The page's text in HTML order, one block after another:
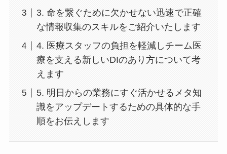
3. 命を繋ぐために欠かせない迅速で正確
な情報収集のスキルをご紹介いたします
4. 医療スタッフの負担を軽減しチーム医
療を支える新しいDIのあり方について考
えます
5. 明日からの業務にすぐ活かせるメタ知
識をアップデートするための具体的な手
順をお伝えします